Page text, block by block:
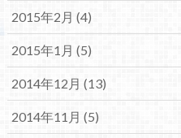
2015年2月 (4)
2015年1月 (5)
2014年12月 (13)
2014年11月 (5)